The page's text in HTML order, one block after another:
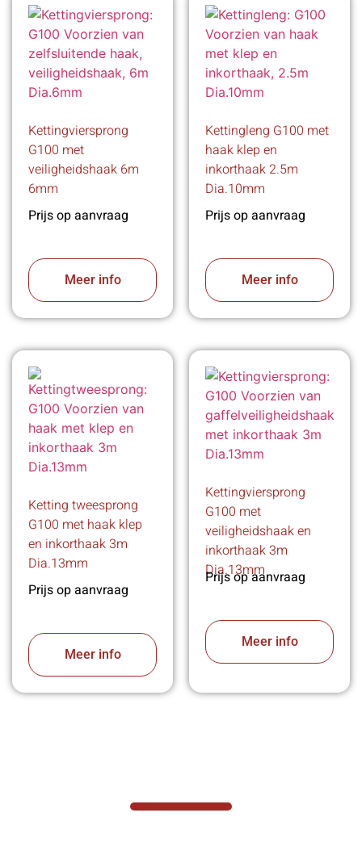
Kettingviersprong
G100 met
veiligheidshaak 6m
6mm
Prijs op aanvraag
Meer info
Kettingleng G100 met
haak klep en
inkorthaak 2.5m
Dia.10mm
Prijs op aanvraag
Meer info
Ketting tweesprong
G100 met haak klep
en inkorthaak 3m
Dia.13mm
Prijs op aanvraag
Meer info
Kettingviersprong
G100 met
veiligheidshaak en
inkorthaak 3m
Dia.13mm
Prijs op aanvraag
Meer info